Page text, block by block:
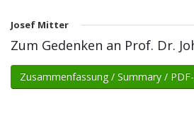
Josef Mitter
Zum Gedenken an Prof. Dr.
Zusammenfassung / Summary /